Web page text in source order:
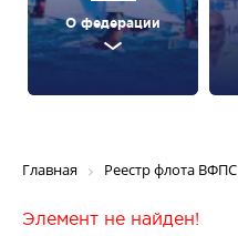
О федерации
Главная Реестр флота ВФПС
Элемент не найден!